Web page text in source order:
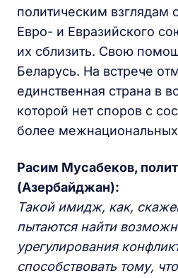
политическим взглядам
Евро- и Евразийского
их сблизить. Свою
Беларусь. На встрече
единственная страна в
которой нет споров с
более
Расим Мусабеков,
(Азербайджан):
Такой имидж, как,
пытаются найти
урегулирования
способствовать тому,